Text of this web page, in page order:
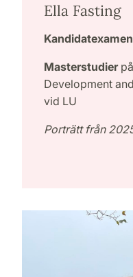
Ella Fasting
Masterstudier
Development
vid LU
Porträtt från